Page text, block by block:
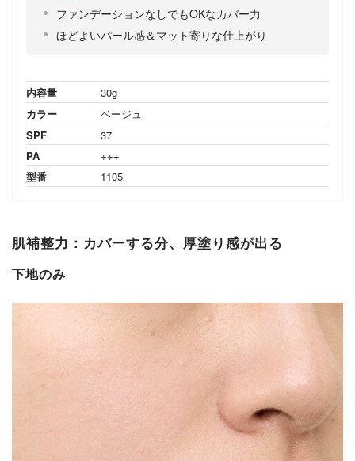
ファンデーションなしでもOKなカバー力
ほどよいパール感＆マット寄りな仕上がり
内容量
30g
カラー
ベージュ
SPF
37
PA
+++
型番
1105
肌補整力：カバーする分、厚塗り感が出る
下地のみ